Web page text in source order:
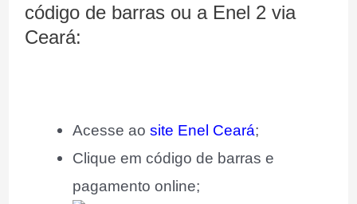
código de barras ou a Enel 2 via
Ceará:
Acesse ao site Enel Ceará;
Clique em código de barras e
pagamento online;